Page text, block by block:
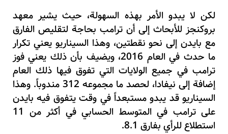
لكن لا يبدو الأمر بهذه السهولة، حيث يشير معهد
بروكنجز للأبحاث إلى أن ترامب بحاجة لتقليص الفارق
مع بايدن إلى نحو نقطتين، وهذا السيناريو يعني تكرار
ما حدث في العام 2016، ويضيف بأن ذلك يعني فوز
ترامب في جميع الولايات التي تفوق فيها ذلك العام
إضافة إلى نيفادا، لحصد ما مجموعه 312 مندوباً. وهذا
السيناريو قد يبدو مستبعداً في وقت يتفوق فيه بايدن
على ترامب في المتوسط الحسابي في أكثر من 11
استطلاع للرأي بفارق 8.1.